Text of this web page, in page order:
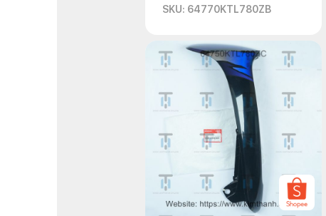
SKU: 64770KTL780ZB